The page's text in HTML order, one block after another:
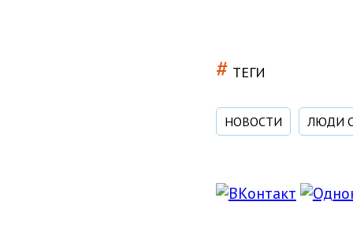
# ТЕГИ
НОВОСТИ ЛЮДИ